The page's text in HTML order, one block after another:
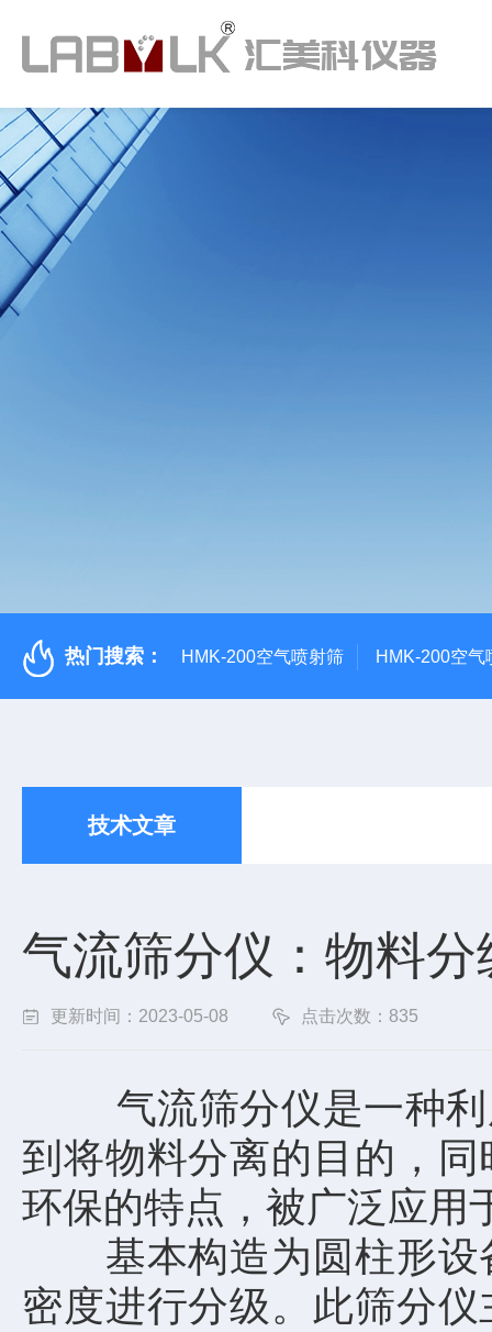
热门搜索： HMK-200空气喷射筛 HMK-200空气
技术文章
气流筛分仪：物料
更新时间：2023-05-08 点击次数：835
气流筛分仪是一种利
到将物料分离的目的，
环保的特点，被广泛应用
基本构造为圆柱形设
密度进行分级。此筛分